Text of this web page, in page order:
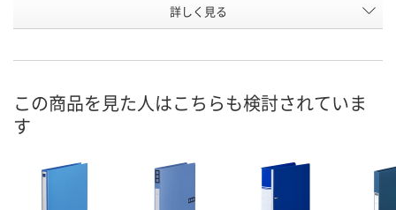
赤
号
お届け日
数量
詳しく見る
この商品を見た人はこちらも検討されていま
す